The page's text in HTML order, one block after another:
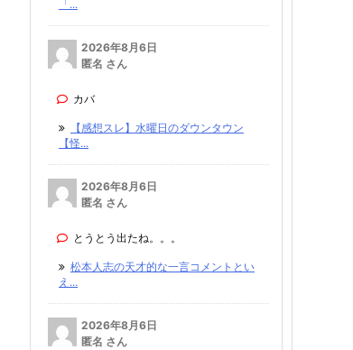
「...
2026年8月6日
匿名 さん
カバ
【感想スレ】水曜日のダウンタウン
【怪...
2026年8月6日
匿名 さん
とうとう出たね。。。
松本人志の天才的な一言コメントとい
え...
2026年8月6日
匿名 さん